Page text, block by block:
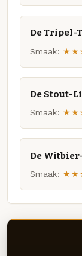
De Tripel-
Smaak:
De Stout-
Smaak:
De
Smaak: